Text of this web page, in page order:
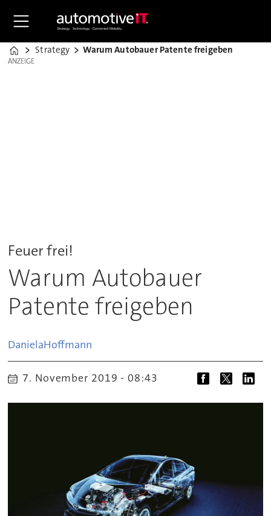
Home
Strategy Warum Autobauer Patente freigeben
ANZEIGE
ANZEIGE
Feuer frei!
Warum Autobauer
Patente freigeben
DanielaHoffmann
7. November 2019 - 08:43